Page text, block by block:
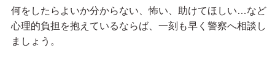
何をしたらよいか分からない、怖い、助けてほしい…など
心理的負担を抱えているならば、一刻も早く警察へ相談し
ましょう。